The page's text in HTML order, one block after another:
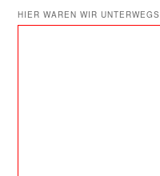
HIER WAREN WIR UNTERWEGS